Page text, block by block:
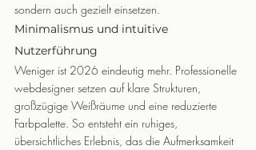
sondern auch gezielt einsetzen.
Minimalismus und intuitive
Nutzerführung
Weniger ist 2026 eindeutig mehr. Professionelle
webdesigner setzen auf klare Strukturen,
großzügige Weißräume und eine reduzierte
Farbpalette. So entsteht ein ruhiges,
übersichtliches Erlebnis, das die Aufmerksamkeit